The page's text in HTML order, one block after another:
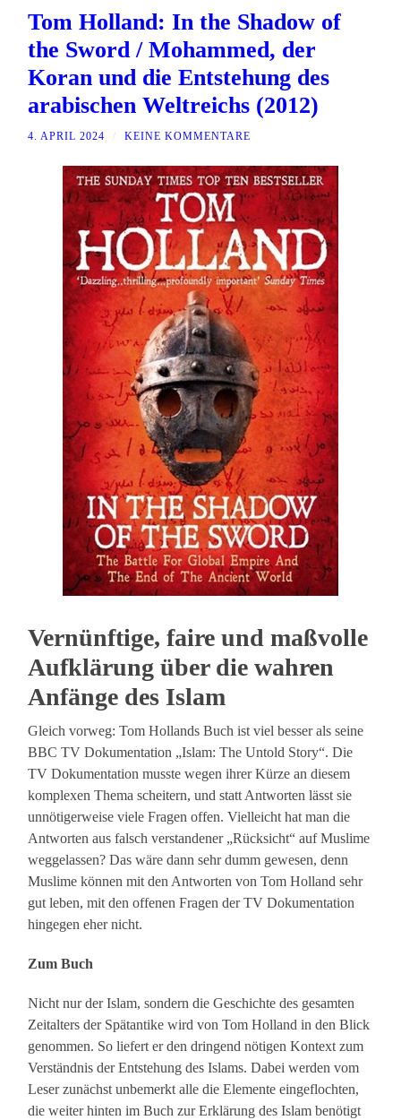
Tom Holland: In the Shadow of
the Sword / Mohammed, der
Koran und die Entstehung des
arabischen Weltreichs (2012)
4. APRIL 2024 KEINE KOMMENTARE
Vernünftige, faire und maßvolle
Aufklärung über die wahren
Anfänge des Islam
Gleich vorweg: Tom Hollands Buch ist viel besser als seine
BBC TV Dokumentation „Islam: The Untold Story“. Die
TV Dokumentation musste wegen ihrer Kürze an diesem
komplexen Thema scheitern, und statt Antworten lässt sie
unnötigerweise viele Fragen offen. Vielleicht hat man die
Antworten aus falsch verstandener „Rücksicht“ auf Muslime
weggelassen? Das wäre dann sehr dumm gewesen, denn
Muslime können mit den Antworten von Tom Holland sehr
gut leben, mit den offenen Fragen der TV Dokumentation
hingegen eher nicht.
Zum Buch
Nicht nur der Islam, sondern die Geschichte des gesamten
Zeitalters der Spätantike wird von Tom Holland in den Blick
genommen. So liefert er den dringend nötigen Kontext zum
Verständnis der Entstehung des Islams. Dabei werden vom
Leser zunächst unbemerkt alle die Elemente eingeflochten,
die weiter hinten im Buch zur Erklärung des Islam benötigt